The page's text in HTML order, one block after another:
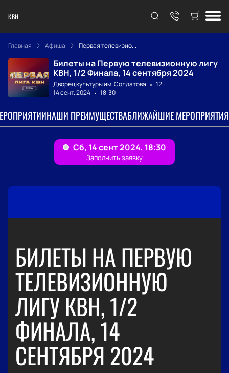
КВН
Главная Афиша Первая телевизио...
Билеты на Первую телевизионную лигу
КВН, 1/2 Финала, 14 сентября 2024
Дворец культуры им. Солдатова
12+
14 сент. 2024
18:30
НАШИ ПРЕИМУЩЕСТВАБЛИЖАЙШИЕ МЕРОПРИЯТИЯ
БИЛЕТЫ НА ПЕРВУЮ
ТЕЛЕВИЗИОННУЮ
ЛИГУ КВН, 1/2
ФИНАЛА, 14
СЕНТЯБРЯ 2024